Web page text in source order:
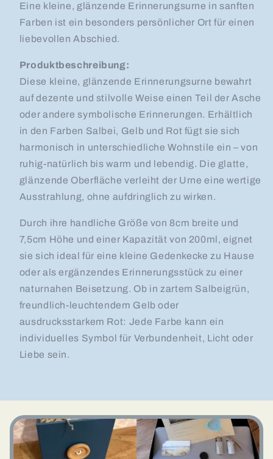
Eine kleine, glänzende Erinnerungsurne in sanften
Farben ist ein besonders persönlicher Ort für einen
liebevollen Abschied.
Produktbeschreibung:
Diese kleine, glänzende Erinnerungsurne bewahrt
auf dezente und stilvolle Weise einen Teil der Asche
oder andere symbolische Erinnerungen. Erhältlich
in den Farben Salbei, Gelb und Rot fügt sie sich
harmonisch in unterschiedliche Wohnstile ein – von
ruhig-natürlich bis warm und lebendig. Die glatte,
glänzende Oberfläche verleiht der Urne eine wertige
Ausstrahlung, ohne aufdringlich zu wirken.
Durch ihre handliche Größe von 8cm breite und
7,5cm Höhe und einer Kapazität von 200ml, eignet
sie sich ideal für eine kleine Gedenkecke zu Hause
oder als ergänzendes Erinnerungsstück zu einer
naturnahen Beisetzung. Ob in zartem Salbeigrün,
freundlich-leuchtendem Gelb oder
ausdrucksstarkem Rot: Jede Farbe kann ein
individuelles Symbol für Verbundenheit, Licht oder
Liebe sein.